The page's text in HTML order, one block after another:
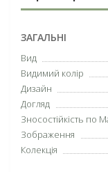
ЗАГАЛЬНІ
Вид
Видимий колір
Дизайн
Догляд
Зносостійкість по
Зображення
Колекція